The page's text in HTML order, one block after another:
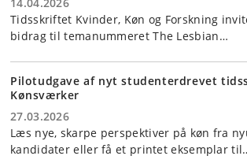
Tidsskriftet Kvinder, Køn og Forskning
bidrag til temanummeret The Lesbian…
Pilotudgave af nyt studenterdrevet
Kønsværker
27.03.2026
Læs nye, skarpe perspektiver på køn fra
kandidater eller få et printet eksemplar